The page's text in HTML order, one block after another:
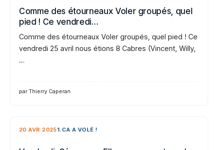
Comme des étourneaux Voler groupés, quel
pied ! Ce vendredi…
Comme des étourneaux Voler groupés, quel pied ! Ce
vendredi 25 avril nous étions 8 Cabres (Vincent, Willy,
…
par Thierry Caperan
20 AVR 20251.CA A VOLÉ !